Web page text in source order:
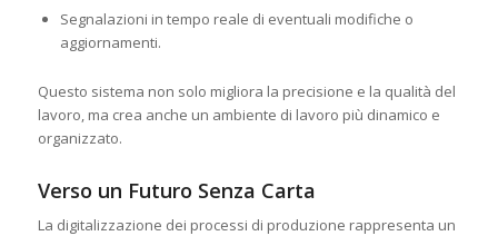
Segnalazioni in tempo reale di eventuali modifiche o
aggiornamenti.
Questo sistema non solo migliora la precisione e la qualità del
lavoro, ma crea anche un ambiente di lavoro più dinamico e
organizzato.
Verso un Futuro Senza Carta
La digitalizzazione dei processi di produzione rappresenta un